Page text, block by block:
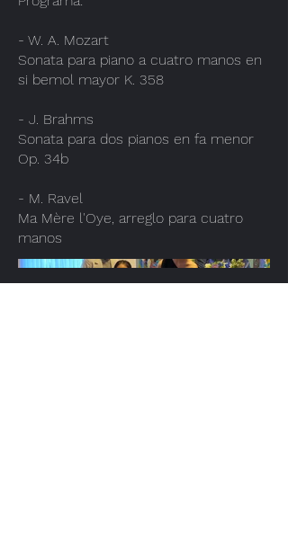
- W. A. Mozart
Sonata para piano a cuatro manos en
si bemol mayor K. 358
- J. Brahms
Sonata para dos pianos en fa menor
Op. 34b
- M. Ravel
Ma Mère l'Oye, arreglo para cuatro
manos